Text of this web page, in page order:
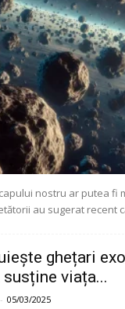
nostru ar putea fi
au sugerat recent
ghețari
viața...
- 05/03/2025